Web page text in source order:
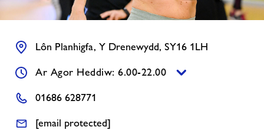
Swyddi
Prisiau
Lôn Planhigfa, Y Drenewydd, SY16 1LH
Ar Agor Heddiw: 6.00-22.00
01686 628771
[email protected]